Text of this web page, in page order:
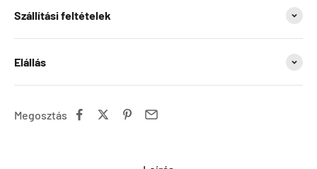
Szállítási feltételek
Elállás
Megosztás